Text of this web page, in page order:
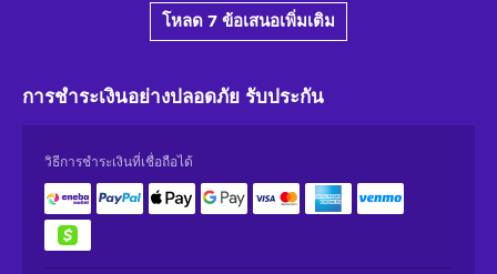
โหลด 7 ข้อเสนอเพิ่มเติม
การชำระเงินอย่างปลอดภัย รับประกัน
วิธีการชำระเงินที่เชื่อถือได้